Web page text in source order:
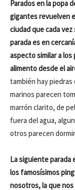
Parados en la popa
gigantes revuelven
ciudad que cada
parada es en
aspecto similar a
alimento desde el
también hay
marinos parecen
marrón clarito, de
fuera del agua,
otros parecen
La siguiente parada
los famosísimos
nosotros, la que